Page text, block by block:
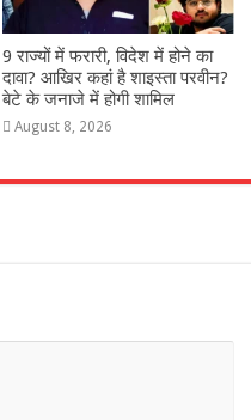
9 राज्‍यों में फरारी, व‍िदेश में होने का
दावा? आख‍िर कहां है शाइस्‍ता परवीन?
बेटे के जनाजे में होगी शामिल
August 8, 2026